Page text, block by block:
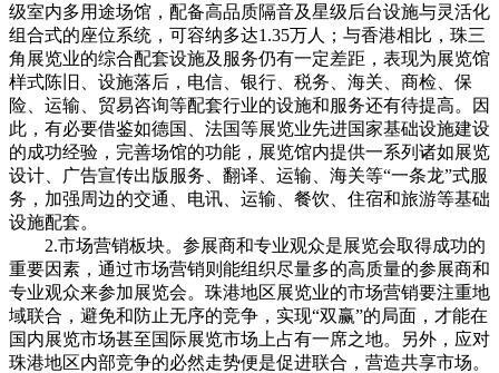
级室内多用途场馆，配备高品质隔音及星级后台设施与灵活化
组合式的座位系统，可容纳多达1.35万人；与香港相比，珠三
角展览业的综合配套设施及服务仍有一定差距，表现为展览馆
样式陈旧、设施落后，电信、银行、税务、海关、商检、保
险、运输、贸易咨询等配套行业的设施和服务还有待提高。因
此，有必要借鉴如德国、法国等展览业先进国家基础设施建设
的成功经验，完善场馆的功能，展览馆内提供一系列诸如展览
设计、广告宣传出版服务、翻译、运输、海关等“一条龙”式服
务，加强周边的交通、电讯、运输、餐饮、住宿和旅游等基础
设施配套。
2.市场营销板块。参展商和专业观众是展览会取得成功的
重要因素，通过市场营销则能组织尽量多的高质量的参展商和
专业观众来参加展览会。珠港地区展览业的市场营销要注重地
域联合，避免和防止无序的竞争，实现“双赢”的局面，才能在
国内展览市场甚至国际展览市场上占有一席之地。另外，应对
珠港地区内部竞争的必然走势便是促进联合，营造共享市场。